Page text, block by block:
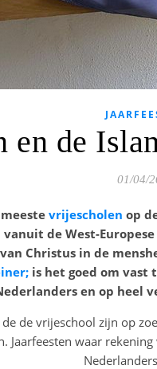
en de
01/04/
vrijescholen op
de West-
Christus in de
is het goed om
en op heel
de vrijeschool zijn op
Jaarfeesten waar